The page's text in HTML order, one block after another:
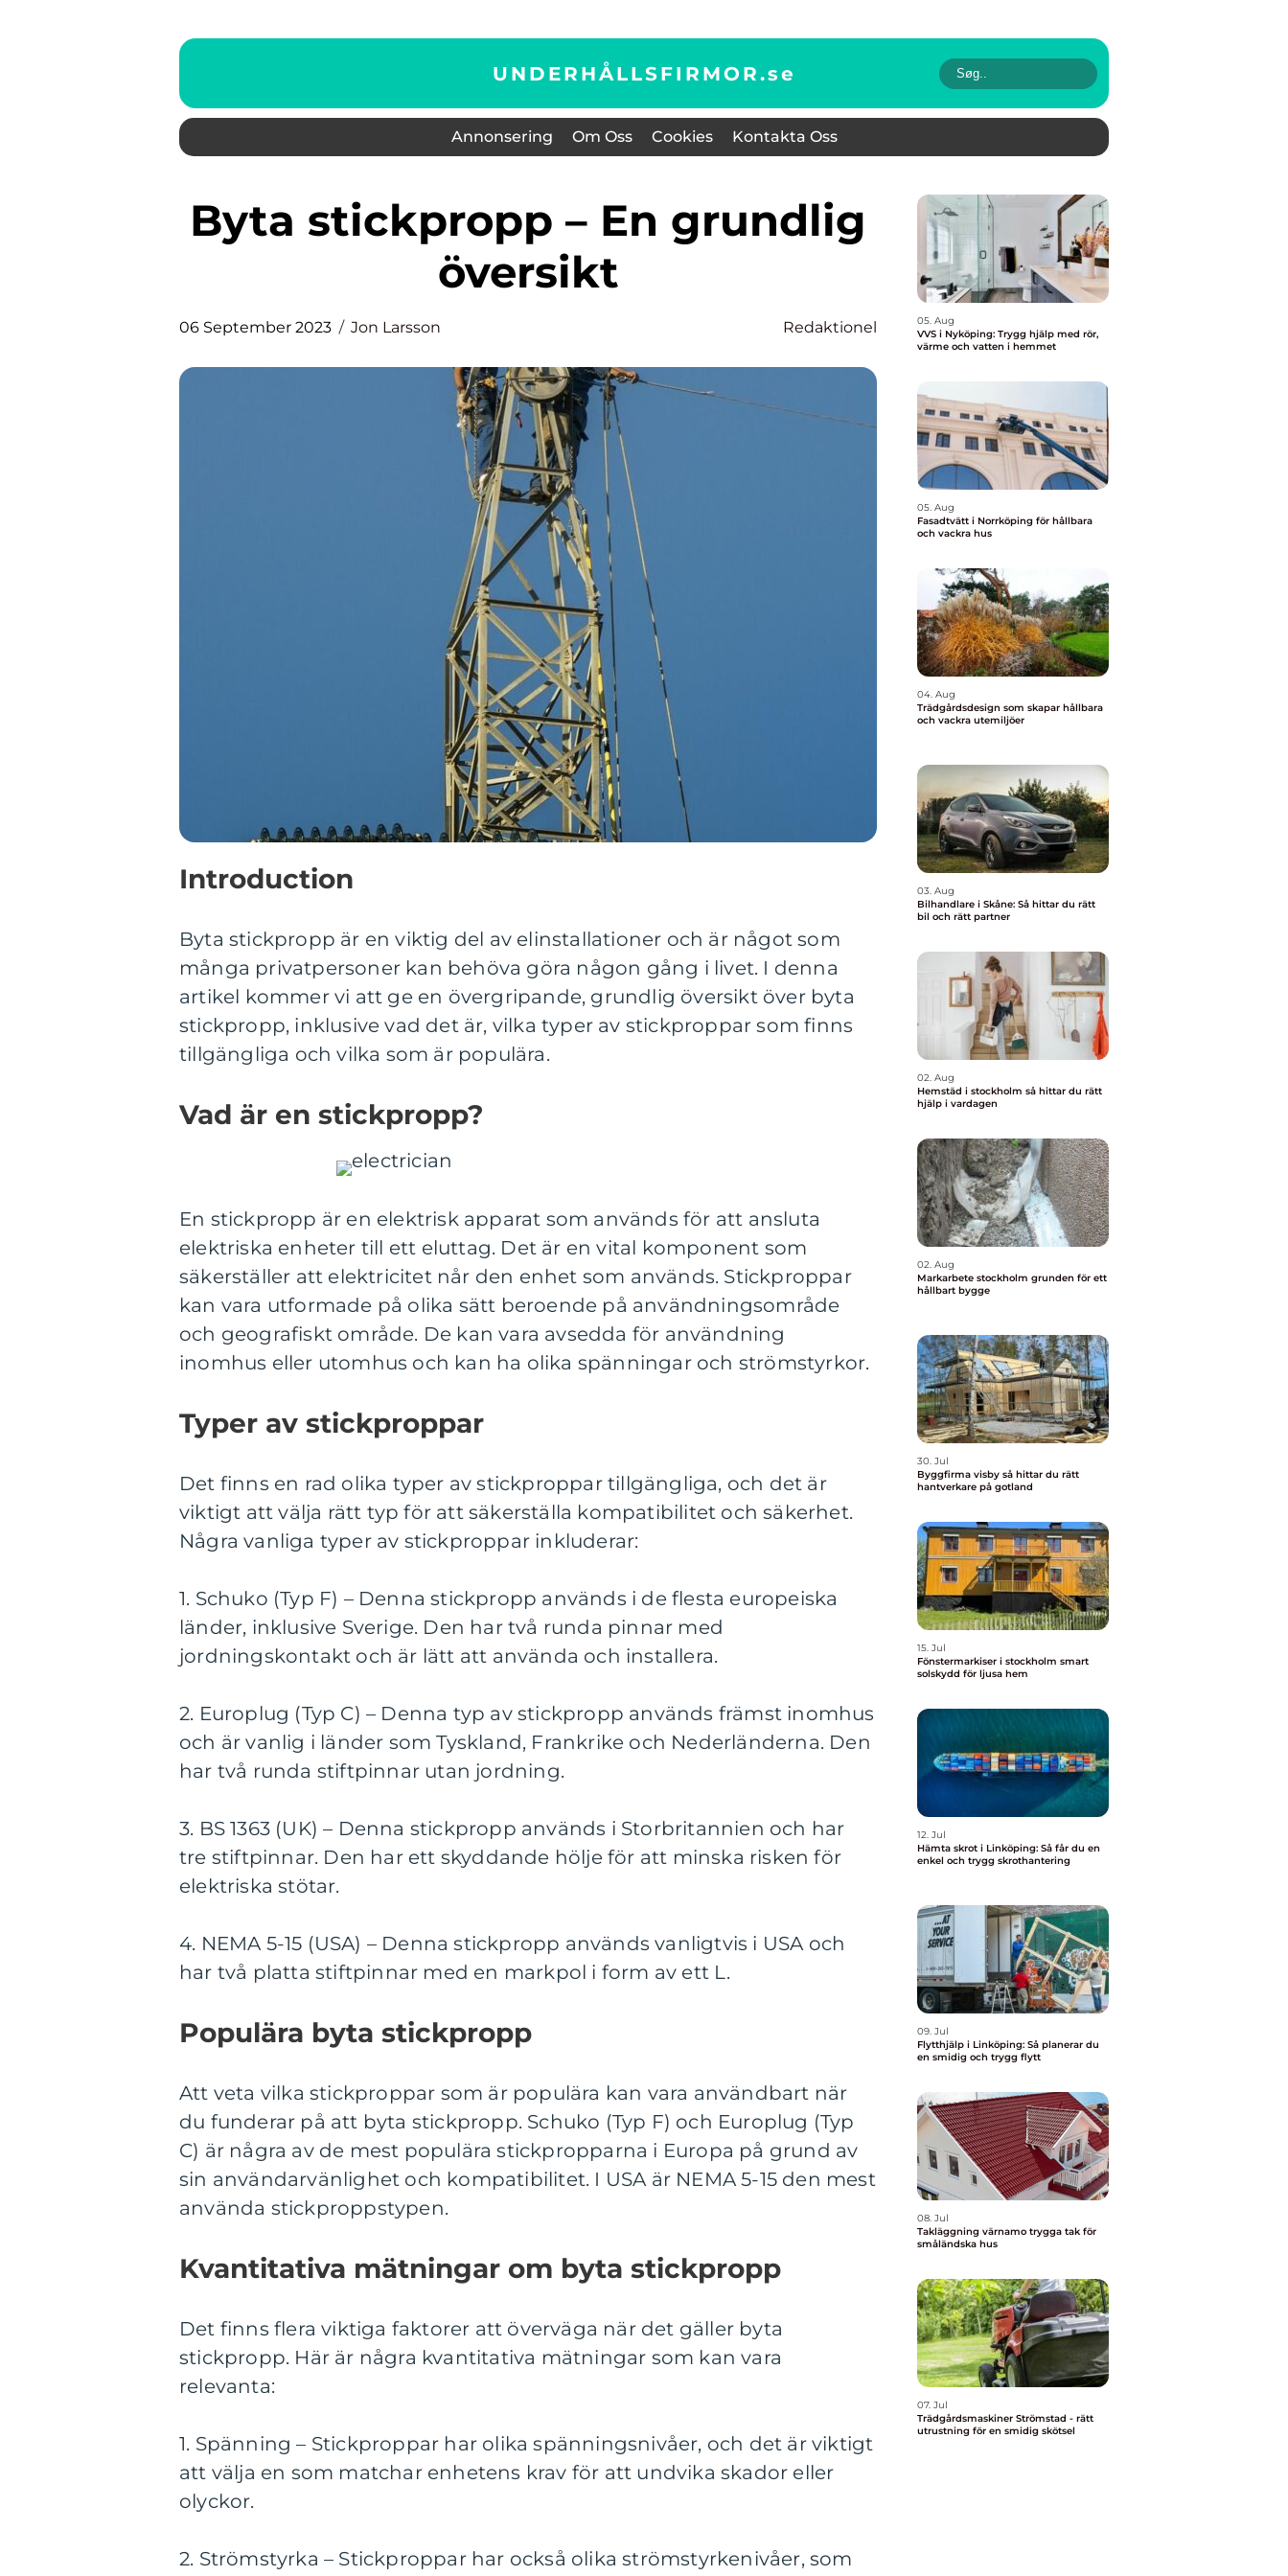
UNDERHÅLLSFIRMOR.se
Annonsering Om Oss Cookies Kontakta Oss
Byta stickpropp – En grundlig
översikt
06 September 2023 Jon Larsson Redaktionel
Introduction
Byta stickpropp är en viktig del av elinstallationer och är något som
många privatpersoner kan behöva göra någon gång i livet. I denna
artikel kommer vi att ge en övergripande, grundlig översikt över byta
stickpropp, inklusive vad det är, vilka typer av stickproppar som finns
tillgängliga och vilka som är populära.
Vad är en stickpropp?
En stickpropp är en elektrisk apparat som används för att ansluta
elektriska enheter till ett eluttag. Det är en vital komponent som
säkerställer att elektricitet når den enhet som används. Stickproppar
kan vara utformade på olika sätt beroende på användningsområde
och geografiskt område. De kan vara avsedda för användning
inomhus eller utomhus och kan ha olika spänningar och strömstyrkor.
Typer av stickproppar
Det finns en rad olika typer av stickproppar tillgängliga, och det är
viktigt att välja rätt typ för att säkerställa kompatibilitet och säkerhet.
Några vanliga typer av stickproppar inkluderar:
1. Schuko (Typ F) – Denna stickpropp används i de flesta europeiska
länder, inklusive Sverige. Den har två runda pinnar med
jordningskontakt och är lätt att använda och installera.
2. Europlug (Typ C) – Denna typ av stickpropp används främst inomhus
och är vanlig i länder som Tyskland, Frankrike och Nederländerna. Den
har två runda stiftpinnar utan jordning.
3. BS 1363 (UK) – Denna stickpropp används i Storbritannien och har
tre stiftpinnar. Den har ett skyddande hölje för att minska risken för
elektriska stötar.
4. NEMA 5-15 (USA) – Denna stickpropp används vanligtvis i USA och
har två platta stiftpinnar med en markpol i form av ett L.
Populära byta stickpropp
Att veta vilka stickproppar som är populära kan vara användbart när
du funderar på att byta stickpropp. Schuko (Typ F) och Europlug (Typ
C) är några av de mest populära stickpropparna i Europa på grund av
sin användarvänlighet och kompatibilitet. I USA är NEMA 5-15 den mest
använda stickproppstypen.
Kvantitativa mätningar om byta stickpropp
Det finns flera viktiga faktorer att överväga när det gäller byta
stickpropp. Här är några kvantitativa mätningar som kan vara
relevanta:
1. Spänning – Stickproppar har olika spänningsnivåer, och det är viktigt
att välja en som matchar enhetens krav för att undvika skador eller
olyckor.
2. Strömstyrka – Stickproppar har också olika strömstyrkenivåer, som
05. Aug
VVS i Nyköping: Trygg hjälp med rör,
värme och vatten i hemmet
05. Aug
Fasadtvätt i Norrköping för hållbara
och vackra hus
04. Aug
Trädgårdsdesign som skapar hållbara
och vackra utemiljöer
03. Aug
Bilhandlare i Skåne: Så hittar du rätt
bil och rätt partner
02. Aug
Hemstäd i stockholm så hittar du rätt
hjälp i vardagen
02. Aug
Markarbete stockholm grunden för ett
hållbart bygge
30. Jul
Byggfirma visby så hittar du rätt
hantverkare på gotland
15. Jul
Fönstermarkiser i stockholm smart
solskydd för ljusa hem
12. Jul
Hämta skrot i Linköping: Så får du en
enkel och trygg skrothantering
09. Jul
Flytthjälp i Linköping: Så planerar du
en smidig och trygg flytt
08. Jul
Takläggning värnamo trygga tak för
småländska hus
07. Jul
Trädgårdsmaskiner Strömstad - rätt
utrustning för en smidig skötsel